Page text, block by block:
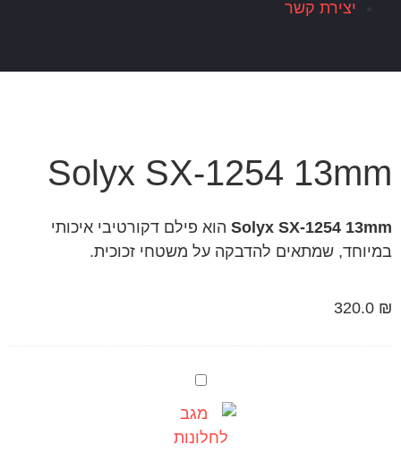
יצירת קשר
Solyx SX-1254 13mm
Solyx SX-1254 13mm הוא פילם דקורטיבי איכותי
במיוחד, שמתאים להדבקה על משטחי זכוכית.
320.0 ₪
מגב